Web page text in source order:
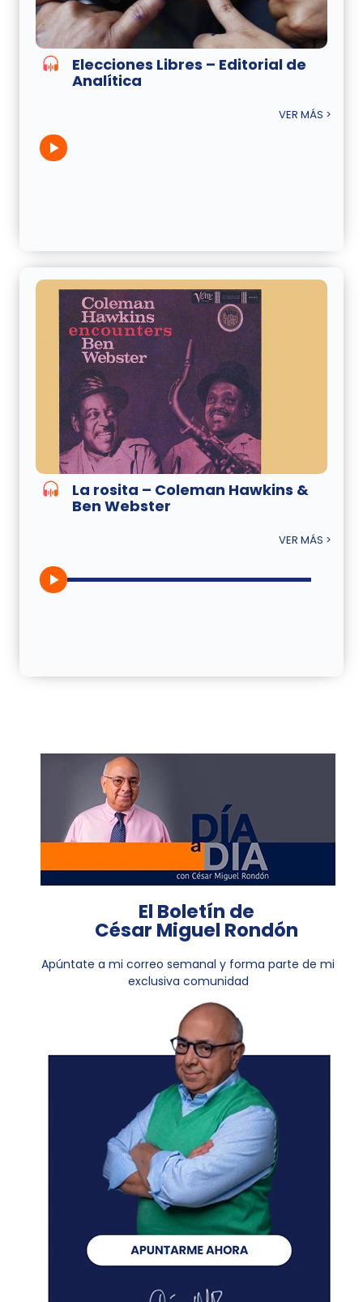
Elecciones Libres – Editorial de
Analítica
VER MÁS >
La rosita – Coleman Hawkins &
Ben Webster
VER MÁS >
El Boletín de
César Miguel Rondón
Apúntate a mi correo semanal y forma parte de mi
exclusiva comunidad